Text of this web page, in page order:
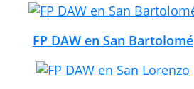
FP DAW en San Bartolomé